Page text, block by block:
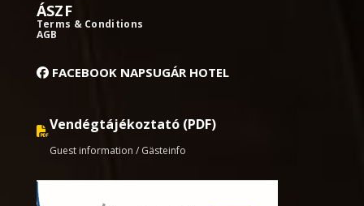
ÁSZF
Terms & Conditions
AGB
FACEBOOK NAPSUGÁR HOTEL
Vendégtájékoztató (PDF)
Guest information / Gästeinfo